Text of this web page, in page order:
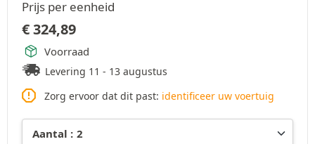
Prijs per eenheid
€324,89
Voorraad
Levering 11 - 13 augustus
Zorg ervoor dat dit past: identificeer uw voertuig